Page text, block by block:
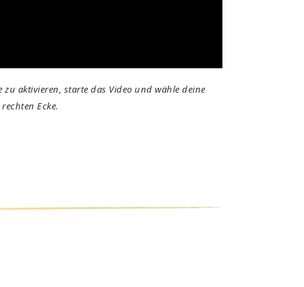
aktivieren, starte das Video und wähle deine
Ecke.